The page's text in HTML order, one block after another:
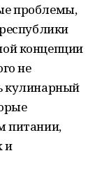
проблемы,
концепции
не
кулинарный
питании,
и